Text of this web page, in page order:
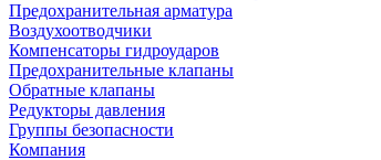
Предохранительная арматура
Воздухоотводчики
Компенсаторы гидроударов
Предохранительные клапаны
Обратные клапаны
Редукторы давления
Группы безопасности
Компания